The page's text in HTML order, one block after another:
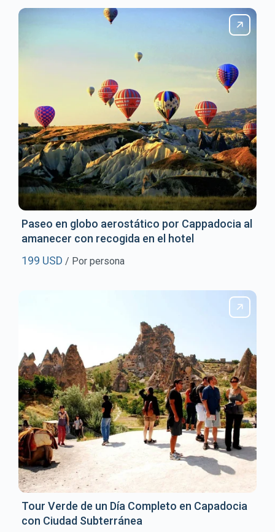
Paseo en globo aerostático por Cappadocia al
amanecer con recogida en el hotel
199 USD / Por persona
Tour Verde de un Día Completo en Capadocia
con Ciudad Subterránea